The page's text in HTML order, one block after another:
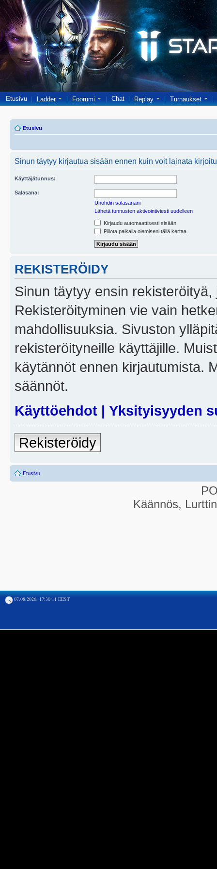
Etusivu Ladder Foorumi Chat Replay Turnaukset
Etusivu
Sinun täytyy kirjautua sisään ennen kuin voit lainata
Käyttäjätunnus:
Salasana:
Unohdin salasanani
Lähetä tunnusten aktivointiviesti uudelleen
Kirjaudu automaattisesti sisään.
Piilota paikalla olemiseni tällä kertaa
REKISTERÖIDY
Sinun täytyy ensin
Rekisteröityminen vie vain
mahdollisuuksia. Sivuston
rekisteröityneille käyttäjille.
käytännöt ennen kirjautumista.
säännöt.
Käyttöehdot | Yksityisyyden
Rekisteröidy
Etusivu
Käännös,
07.08.2026, 17:30:11 EEST